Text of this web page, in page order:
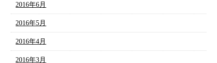
2016年6月
2016年5月
2016年4月
2016年3月